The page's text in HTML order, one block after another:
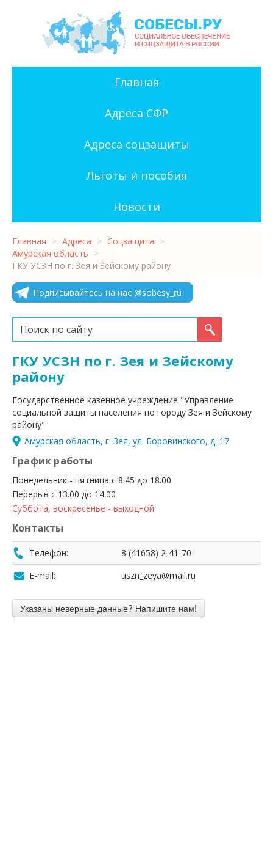
Главная
Адреса СФР
Адреса соцзащиты
Льготы и пособия
Новости
Главная > Адреса > Соцзащита >
Амурская область >
ГКУ УСЗН по г. Зея и Зейскому району
Подписывайтесь на нас @sobesy_ru
Искать...
ГКУ УСЗН по г. Зея и Зейскому
району
Государственное казенное учреждение "Управление
социальной защиты населения по городу Зея и Зейскому
району"
Амурская область, г. Зея, ул. Боровинского, д. 17
График работы
Понедельник - пятница с 8.45 до 18.00
Перерыв с 13.00 до 14.00
Суббота, воскресенье - выходной
Контакты
Телефон:
8 (41658) 2-41-70
E-mail:
uszn_zeya@mail.ru